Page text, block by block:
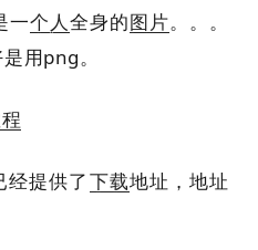
一个人全身的图片。。。
用png。
经提供了下载地址，地址